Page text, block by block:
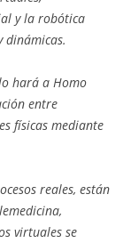
y la robótica
dinámicas.
hará a Homo
entre
físicas mediante
reales, están
virtuales se